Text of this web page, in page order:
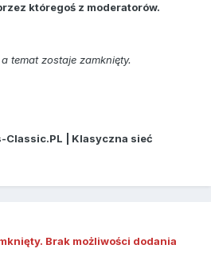
któregoś z moderatorów.
temat zostaje zamknięty.
Classic.PL | Klasyczna sieć
Brak możliwości dodania